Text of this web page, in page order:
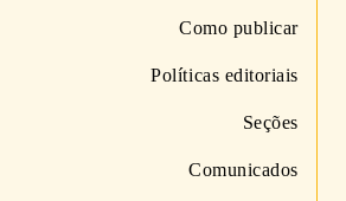
Como publicar
Políticas editoriais
Seções
Comunicados